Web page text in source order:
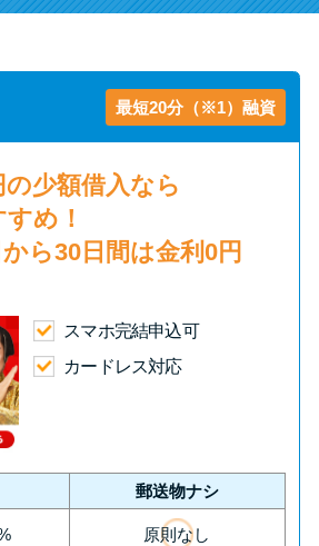
由
息期間を利用して利息0円で
金を借りる3つのポイント
・特徴別一覧
の家賃払えない…2ヵ月目に
決しないと危険な理由と対
3つ
払えないが強制退去は避け
い…市役所に相談より賢い方
最短20分（※1）融資
の少額借入なら
め！
ら30日間は金利0円
スマホ完結申込可
カードレス対応
郵送物ナシ
原則なし